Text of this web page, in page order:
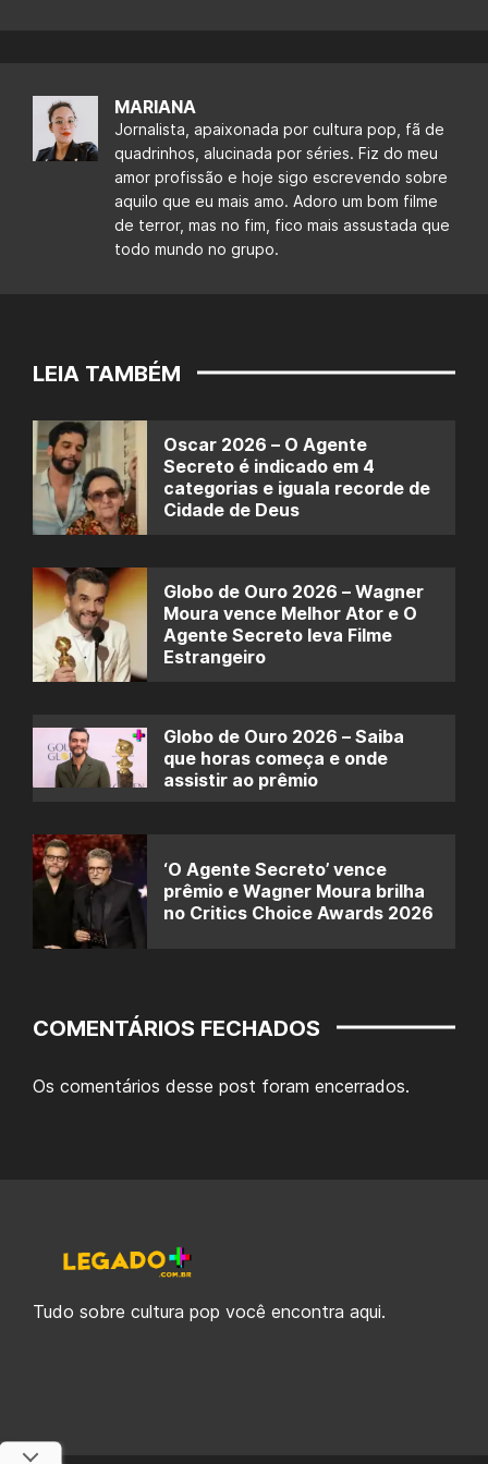
MARIANA
Jornalista, apaixonada por cultura pop, fã de
quadrinhos, alucinada por séries. Fiz do meu
amor profissão e hoje sigo escrevendo sobre
aquilo que eu mais amo. Adoro um bom filme
de terror, mas no fim, fico mais assustada que
todo mundo no grupo.
LEIA TAMBÉM
Oscar 2026 – O Agente
Secreto é indicado em 4
categorias e iguala recorde de
Cidade de Deus
Globo de Ouro 2026 – Wagner
Moura vence Melhor Ator e O
Agente Secreto leva Filme
Estrangeiro
Globo de Ouro 2026 – Saiba
que horas começa e onde
assistir ao prêmio
‘O Agente Secreto’ vence
prêmio e Wagner Moura brilha
no Critics Choice Awards 2026
COMENTÁRIOS FECHADOS
Os comentários desse post foram encerrados.
Tudo sobre cultura pop você encontra aqui.